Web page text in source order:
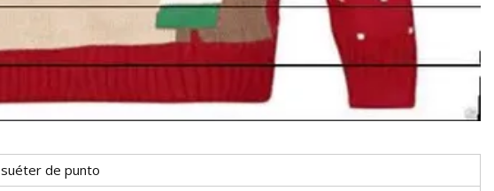
suéter de punto